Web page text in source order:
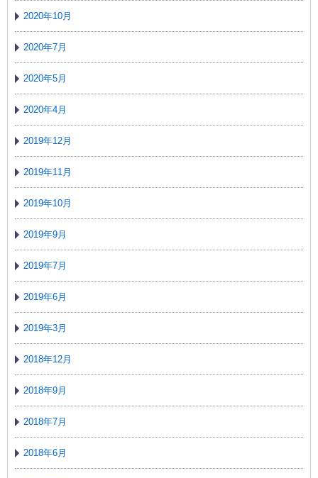
2020年10月
2020年7月
2020年5月
2020年4月
2019年12月
2019年11月
2019年10月
2019年9月
2019年7月
2019年6月
2019年3月
2018年12月
2018年9月
2018年7月
2018年6月